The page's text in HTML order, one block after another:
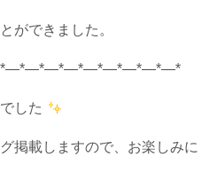
ができました。
した
掲載しますので、お楽しみに